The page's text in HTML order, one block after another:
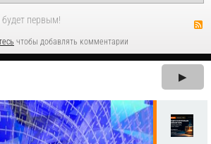
первым!
чтобы добавлять комментарии
▶